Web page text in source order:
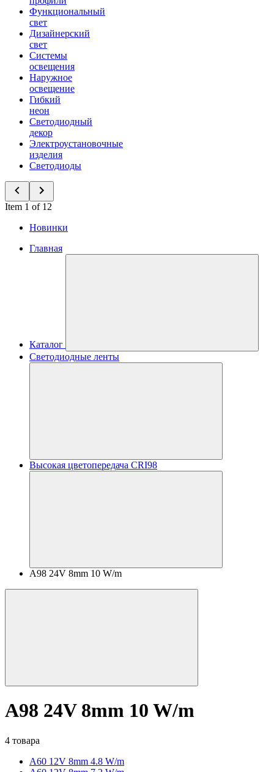
Функциональный
свет
Дизайнерский
свет
Системы
освещения
Наружное
освещение
Гибкий
неон
Светодиодный
декор
Электроустановочные
изделия
Светодиоды
Item 1 of 12
Новинки
Главная
Каталог
Светодиодные ленты
Высокая цветопередача CRI98
A98 24V 8mm 10 W/m
A98 24V 8mm 10 W/m
4 товара
A60 12V 8mm 4.8 W/m